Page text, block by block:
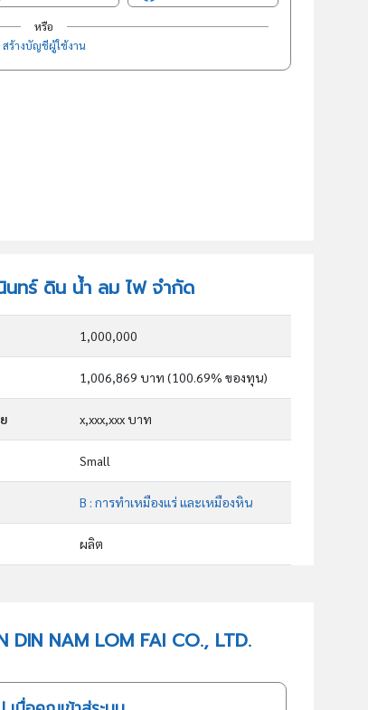
หรือ
สร้างบัญชีผู้ใช้งาน
ทร์ ดิน น้ำ ลม ไฟ จำกัด
1,000,000
1,006,869 บาท (100.69% ของทุน)
x,xxx,xxx บาท
Small
B : การทำเหมืองแร่ และเหมืองหิน
ผลิต
NAM LOM FAI CO., LTD.